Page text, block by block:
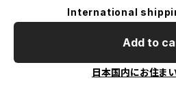
International
Add to
日本国内にお住ま